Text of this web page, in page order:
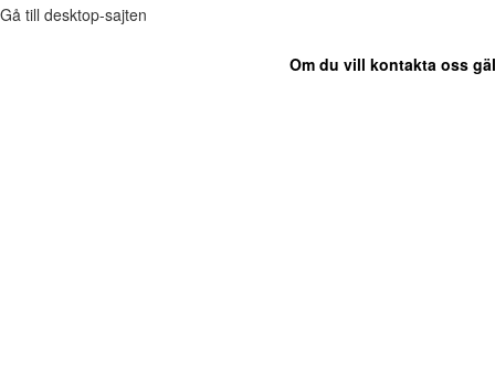
Gå till desktop-sajten
Om du vill kontakta oss